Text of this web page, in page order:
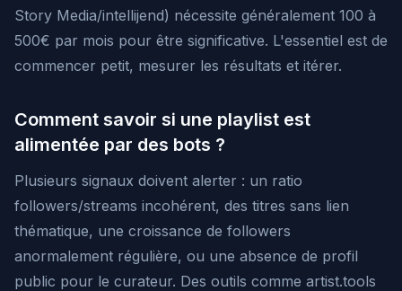
Story Media/intellijend) nécessite généralement 100 à
500€ par mois pour être significative. L'essentiel est de
commencer petit, mesurer les résultats et itérer.
Comment savoir si une playlist est
alimentée par des bots ?
Plusieurs signaux doivent alerter : un ratio
followers/streams incohérent, des titres sans lien
thématique, une croissance de followers
anormalement régulière, ou une absence de profil
public pour le curateur. Des outils comme artist.tools